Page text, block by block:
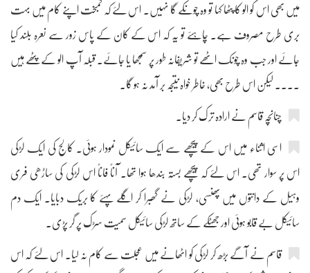
میں بھی اس کو الو کا پٹھا کہا تو وہ چونکے گا نہیں۔ اس لئے کہ کمبخت اپنے کام میں بہت
بری طرح مصروف ہے۔ چاہئے تو یہ کہ اس کے کان کے پاس زور سے نعرہ بلند کیا
جائے اور جب وہ چونک اٹھے تو شریفانہ طور پر سمجھا یا جائے۔ قبلہ آپ الو کے پٹھے ہیں
.... لیکن اس طرح بھی، خاطر خواہ نتیجہ بر آمد نہ ہو گا۔
چنانچہ قاسم نے ارادہ ترک کر دیا۔
اسی اثناء میں اس کے پیچھے سے ایک سائیکل نمودار ہوئی۔ کالج کی ایک لڑکی
اس پر سوار تھی۔ اس لئے کہ پیچھے بستہ بندھا ہوا تھا۔ آناً فاناً اس لڑکی کی ساڑھی فری
وہیل کے دانتوں میں پھنسی، لڑکی نے گھبرا کر اگلے پہئے کا بریک دبایا۔ ایک دم
سائیکل بے قابو ہوئی اور جھٹکے کے ساتھ لڑکی سائیکل سمیت سڑک پر گر پڑی۔
قاسم نے آگے بڑھ کر لڑکی کو اٹھانے میں عجلت سے کام نہ لیا۔ اس لئے کہ اس